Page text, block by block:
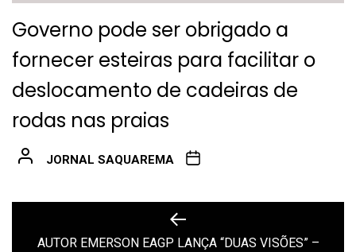
Governo pode ser obrigado a
fornecer esteiras para facilitar o
deslocamento de cadeiras de
rodas nas praias
JORNAL SAQUAREMA
AUTOR EMERSON EAGP LANÇA “DUAS VISÕES” –